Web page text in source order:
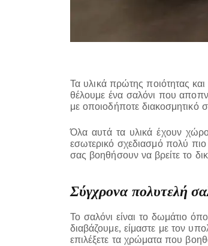
Τα υλικά πρώτης ποιότητας και
θέλουμε ένα σαλόνι που
με οποιοδήποτε διακοσμητικό
Όλα αυτά τα υλικά έχουν χώρο
εσωτερικό σχεδιασμό πολύ
σας βοηθήσουν να βρείτε το
Σύγχρονα πολυτελή
Το σαλόνι είναι το δωμάτιο
διαβάζουμε, είμαστε με τον
επιλέξετε τα χρώματα που